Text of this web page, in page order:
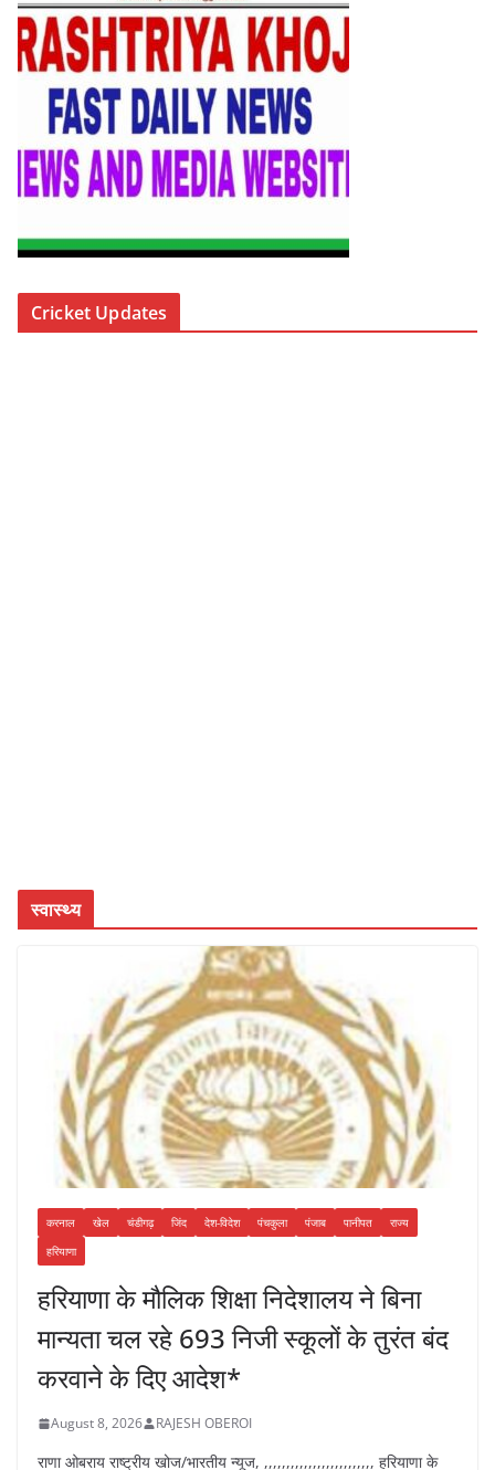
Cricket Updates
स्वास्थ्य
करनाल खेल चंडीगढ़ जिंद देश-विदेश पंचकुला पंजाब पानीपत
राज्य
हरियाणा
हरियाणा के मौलिक शिक्षा निदेशालय ने बिना
मान्यता चल रहे 693 निजी स्कूलों के तुरंत बंद
करवाने के दिए आदेश*
August 8, 2026 RAJESH OBEROI
राणा ओबराय राष्ट्रीय खोज/भारतीय न्यूज, ,,,,,,,,,,,,,,,,,,,,,,,,, हरियाणा के